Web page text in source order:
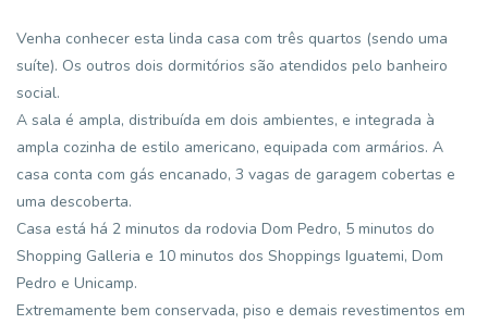
Venha conhecer esta linda casa com três quartos (sendo uma
suíte). Os outros dois dormitórios são atendidos pelo banheiro
social.
A sala é ampla, distribuída em dois ambientes, e integrada à
ampla cozinha de estilo americano, equipada com armários. A
casa conta com gás encanado, 3 vagas de garagem cobertas e
uma descoberta.
Casa está há 2 minutos da rodovia Dom Pedro, 5 minutos do
Shopping Galleria e 10 minutos dos Shoppings Iguatemi, Dom
Pedro e Unicamp.
Extremamente bem conservada, piso e demais revestimentos em